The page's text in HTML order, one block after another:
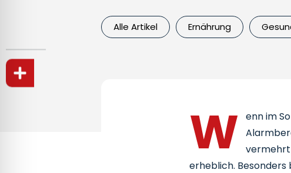
Alle Artikel Ernährung
W enn im
vermehrt
erheblich. Besonders